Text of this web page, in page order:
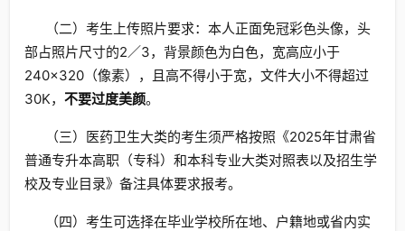
（二）考生上传照片要求：本人正面免冠彩色头像，头
部占照片尺寸的2／3，背景颜色为白色，宽高应小于
240×320（像素），且高不得小于宽，文件大小不得超过
30K， 不要过度美颜。
（三）医药卫生大类的考生须严格按照《2025年甘肃省
普通专升本高职（专科）和本科专业大类对照表以及招生学
校及专业目录》备注具体要求报考。
（四）考生可选择在毕业学校所在地、户籍地或省内实